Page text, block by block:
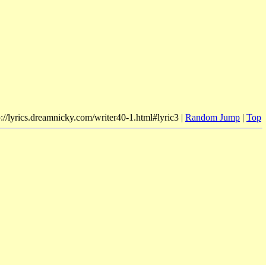
lyrics.dreamnicky.com/writer40-1.html#lyric3 | Random Jump | Top